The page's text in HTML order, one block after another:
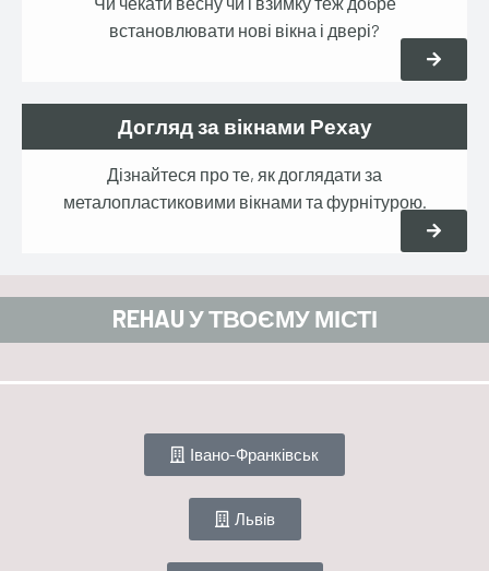
встановлювати нові вікна і двері?
Догляд за вікнами Рехау
Дізнайтеся про те, як доглядати за
металопластиковими вікнами та фурнітурою.
REHAU У ТВОЄМУ МІСТІ
Івано-Франківськ
Львів